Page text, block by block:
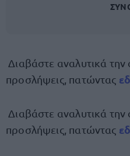
Διαβάστε αναλυτικά
προσλήψεις, πατώντας
Διαβάστε αναλυτικά
προσλήψεις, πατώντας